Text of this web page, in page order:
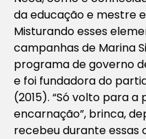
da educação e mestre
Misturando esses
campanhas de Marina
programa de governo
e foi fundadora do
(2015). “Só volto para
encarnação”, brinca,
recebeu durante essas